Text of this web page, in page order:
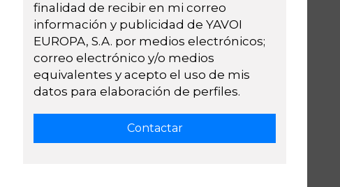
finalidad de recibir en mi correo
información y publicidad de YAVOI
EUROPA, S.A. por medios electrónicos;
correo electrónico y/o medios
equivalentes y acepto el uso de mis
datos para elaboración de perfiles.